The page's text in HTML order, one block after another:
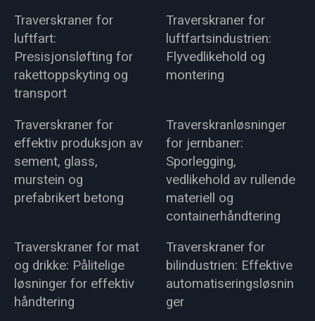
Traverskraner for
luftfart:
Presisjonsløfting for
rakettoppskyting og
transport
Traverskraner for
luftfartsindustrien:
Flyvedlikehold og
montering
Traverskraner for
effektiv produksjon av
sement, glass,
murstein og
prefabrikert betong
Traverskranløsninger
for jernbaner:
Sporlegging,
vedlikehold av rullende
materiell og
containerhåndtering
Traverskraner for mat
og drikke: Pålitelige
løsninger for effektiv
håndtering
Traverskraner for
bilindustrien: Effektive
automatiseringsløsnin
ger